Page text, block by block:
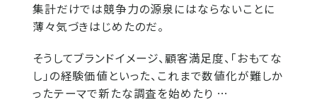
集計だけでは競争力の源泉にはならないことに
薄々気づきはじめたのだ。
そうしてブランドイメージ、顧客満足度、「おもてな
し」の経験価値といった、これまで数値化が難しか
ったテーマで新たな調査を始めたり …